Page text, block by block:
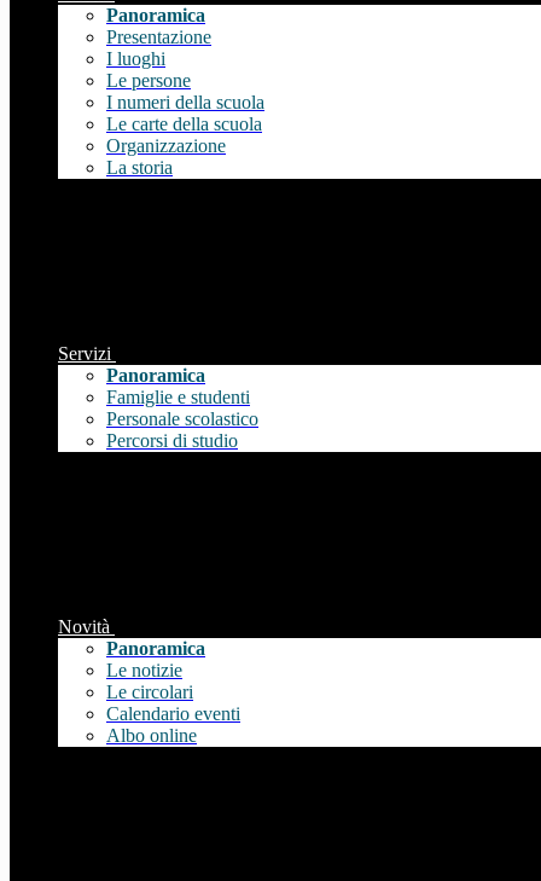
Panoramica
Presentazione
I luoghi
Le persone
I numeri della scuola
Le carte della scuola
Organizzazione
La storia
Servizi
Panoramica
Famiglie e studenti
Personale scolastico
Percorsi di studio
Novità
Panoramica
Le notizie
Le circolari
Calendario eventi
Albo online